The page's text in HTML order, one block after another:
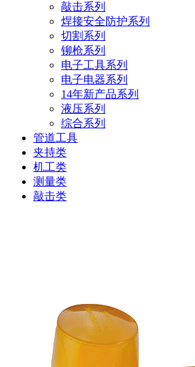
敲击系列
焊接安全防护系列
切割系列
铆枪系列
电子工具系列
电子电器系列
14年新产品系列
液压系列
综合系列
管道工具
夹持类
机工类
测量类
敲击类